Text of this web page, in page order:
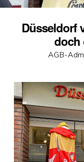
Düsseldorf
doch
AGB-